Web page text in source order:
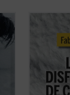
Fabrice Hadjadj
raíces del mal,
«los lobos se
Una denuncia
y la credulidad.